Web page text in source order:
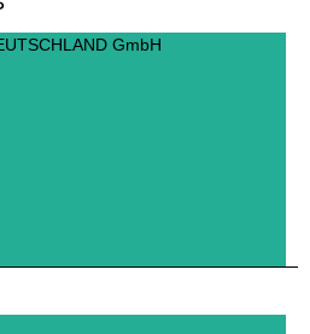
GmbH